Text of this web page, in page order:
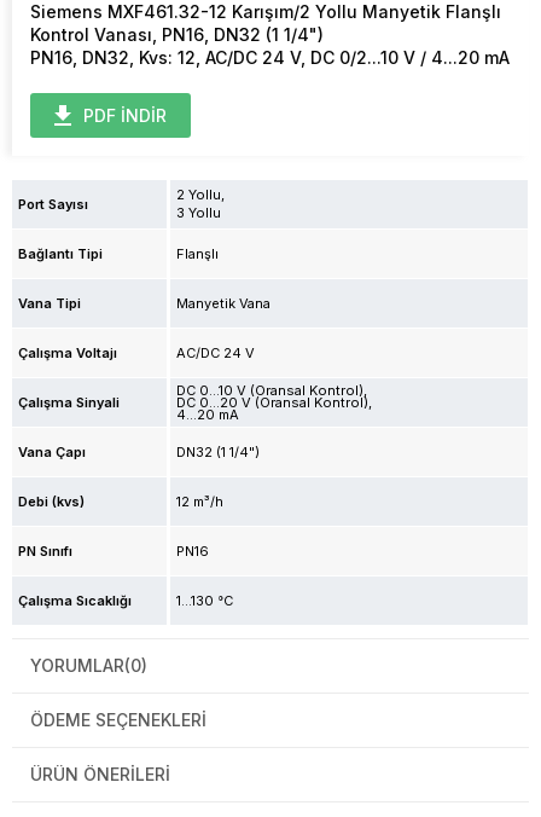
Siemens MXF461.32-12 Karışım/2 Yollu Manyetik Flanşlı
Kontrol Vanası, PN16, DN32 (1 1/4")
PN16, DN32, Kvs: 12, AC/DC 24 V, DC 0/2...10 V / 4...20 mA
PDF İNDİR
Port Sayısı
2 Yollu
3 Yollu
Bağlantı Tipi Flanşlı
Vana Tipi Manyetik Vana
Çalışma Voltajı AC/DC 24 V
Çalışma Sinyali
DC 0...10 V (Oransal Kontrol)
DC 0…20 V (Oransal Kontrol)
4...20 mA
Vana Çapı DN32 (1 1/4")
Debi (kvs) 12 m³/h
PN Sınıfı PN16
Çalışma Sıcaklığı 1...130 °C
YORUMLAR(0)
ÖDEME SEÇENEKLERI
ÜRÜN ÖNERILERI